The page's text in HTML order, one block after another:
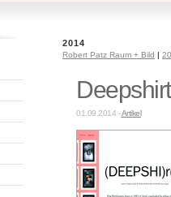
2014
Robert Patz Raum + Bild |
01.09.2014 -Artikel